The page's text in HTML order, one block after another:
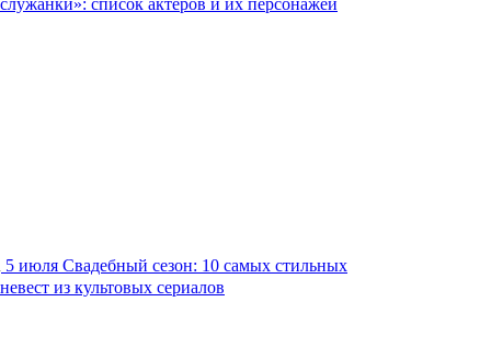
служанки»: список актеров и их персонажей
5 июля Свадебный сезон: 10 самых стильных
невест из культовых сериалов